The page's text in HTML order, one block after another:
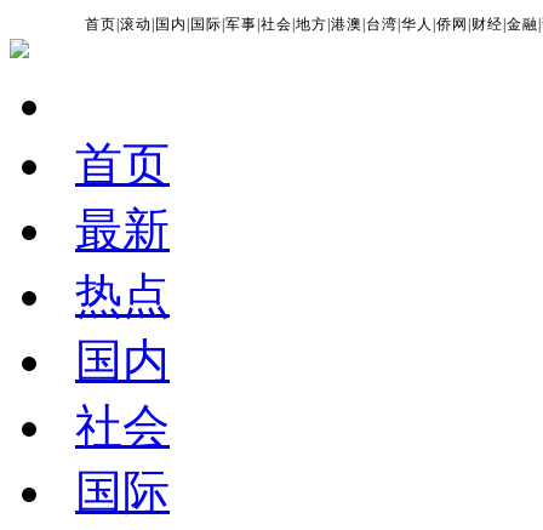
首页 |滚动 国内 国际 |军事 |社会 |地方 |港澳 台湾 |华人 |侨网 财经 |金融 |
首页
最新
热点
国内
社会
国际